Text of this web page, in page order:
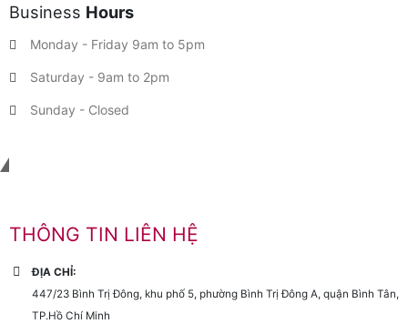
Business Hours
Monday - Friday 9am to 5pm
Saturday - 9am to 2pm
Sunday - Closed
THÔNG TIN LIÊN HỆ
ĐỊA CHỈ:
447/23 Bình Trị Đông, khu phố 5, phường Bình Trị Đông A, quận Bình Tân,
TP.Hồ Chí Minh